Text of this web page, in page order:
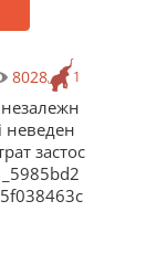
1
8028